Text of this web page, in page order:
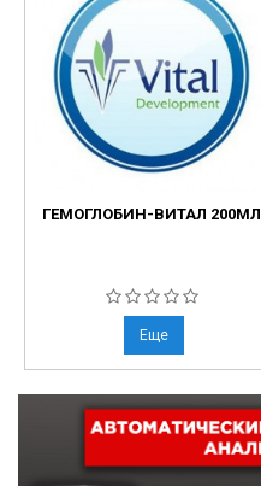
ГЕМОГЛОБИН-ВИТАЛ 200МЛ
Еще